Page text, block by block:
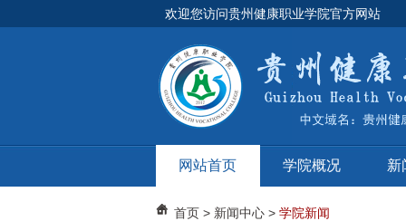
欢迎您访问贵州健康职业学院官方网站
网站首页 学院概况 新
首页> 新闻中心> 学院新闻